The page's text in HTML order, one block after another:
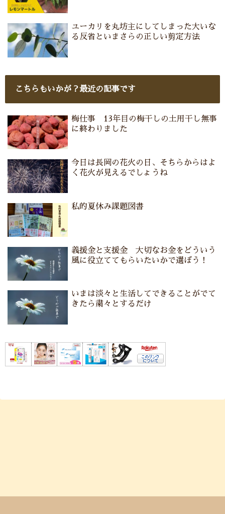
ユーカリを丸坊主にしてしまった大いな
る反省といまさらの正しい剪定方法
こちらもいかが？最近の記事です
梅仕事 13年目の梅干しの土用干し無事
に終わりました
今日は長岡の花火の日、そちらからはよ
く花火が見えるでしょうね
私的夏休み課題図書
義援金と支援金 大切なお金をどういう
風に役立ててもらいたいかで選ぼう！
いまは淡々と生活してできることがでて
きたら粛々とするだけ